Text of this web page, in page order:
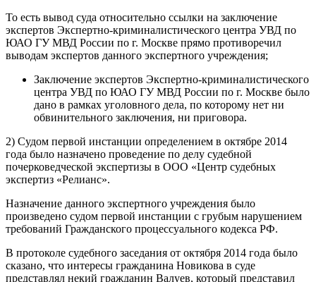
То есть вывод суда относительно ссылки на заключение
экспертов Экспертно-криминалистического центра УВД по
ЮАО ГУ МВД России по г. Москве прямо противоречил
выводам экспертов данного экспертного учреждения;
Заключение экспертов Экспертно-криминалистического
центра УВД по ЮАО ГУ МВД России по г. Москве было
дано в рамках уголовного дела, по которому нет ни
обвинительного заключения, ни приговора.
2) Судом первой инстанции определением в октябре 2014
года было назначено проведение по делу судебной
почерковедческой экспертизы в ООО «Центр судебных
экспертиз «Релианс».
Назначение данного экспертного учреждения было
произведено судом первой инстанции с грубым нарушением
требований Гражданского процессуального кодекса РФ.
В протоколе судебного заседания от октября 2014 года было
сказано, что интересы гражданина Новикова в суде
представлял некий гражданин Валуев, который представил